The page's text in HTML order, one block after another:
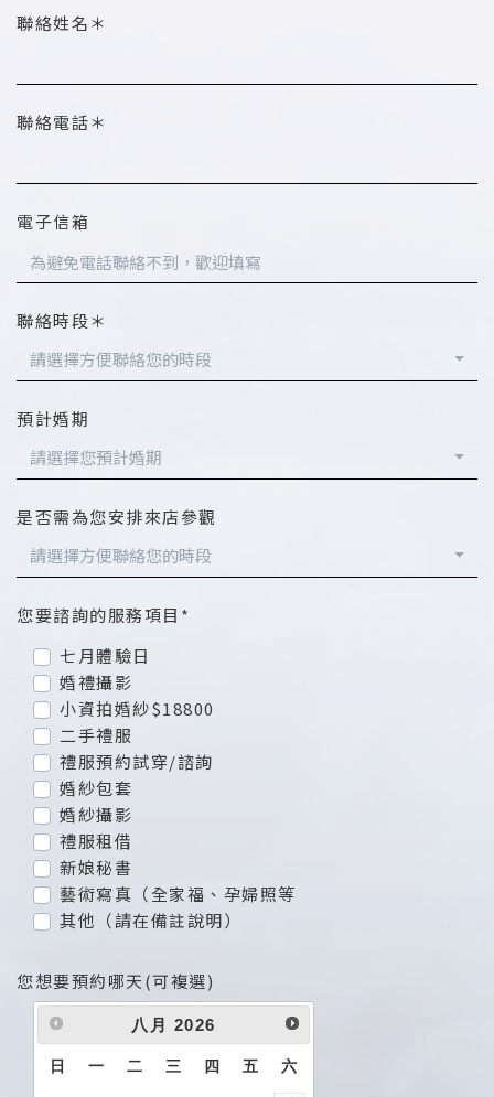
聯絡姓名＊
聯絡電話＊
電子信箱
聯絡時段＊
請選擇方便聯絡您的時段
預計婚期
請選擇您預計婚期
是否需為您安排來店參觀
請選擇方便聯絡您的時段
您要諮詢的服務項目*
七月體驗日
婚禮攝影
小資拍婚紗$18800
二手禮服
禮服預約試穿/諮詢
婚紗包套
婚紗攝影
禮服租借
新娘秘書
藝術寫真（全家福、孕婦照等
其他（請在備註說明）
您想要預約哪天(可複選)
八月 2026
日 一 二 三 四 五 六